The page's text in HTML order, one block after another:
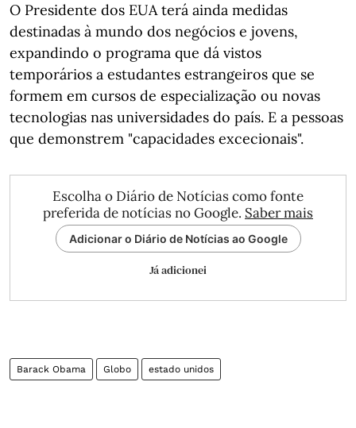
O Presidente dos EUA terá ainda medidas
destinadas à mundo dos negócios e jovens,
expandindo o programa que dá vistos
temporários a estudantes estrangeiros que se
formem em cursos de especialização ou novas
tecnologias nas universidades do país. E a pessoas
que demonstrem "capacidades excecionais".
Escolha o Diário de Notícias como fonte
preferida de notícias no Google. Saber mais
Adicionar o Diário de Notícias ao Google
Já adicionei
Barack Obama Globo estado unidos